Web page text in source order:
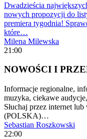
Dwadzieścia
nowych propozycji do
premiera tygodnia!
które…
Milena Milewska
21:00
NOWOŚCI I
Informacje regionalne,
muzyka, ciekawe
Słuchaj przez internet
(POLSKA)…
Sebastian Roszkowski
22:00